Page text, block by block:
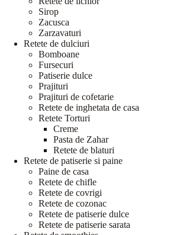
Sirop
Zacusca
Zarzavaturi
Retete de dulciuri
Bomboane
Fursecuri
Patiserie dulce
Prajituri
Prajituri de cofetarie
Retete de inghetata de casa
Retete Torturi
Creme
Pasta de Zahar
Retete de blaturi
Retete de patiserie si paine
Paine de casa
Retete de chifle
Retete de covrigi
Retete de cozonac
Retete de patiserie dulce
Retete de patiserie sarata